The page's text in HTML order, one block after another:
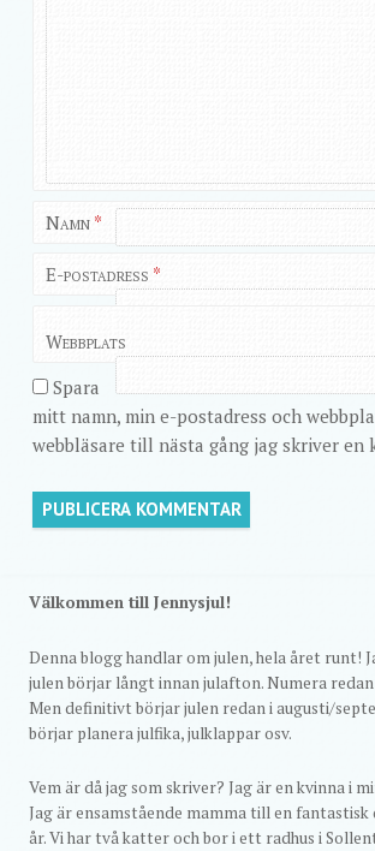
Namn *
E-postadress *
Webbplats
Spara
mitt namn, min e-postadress och
webbläsare till nästa gång jag skriver en
Välkommen till Jennysjul!
Denna blogg handlar om julen, hela året runt!
julen börjar långt innan julafton. Numera redan
Men definitivt börjar julen redan i augusti/
börjar planera julfika, julklappar osv.
Vem är då jag som skriver? Jag är en kvinna i
Jag är ensamstående mamma till en
år. Vi har två katter och bor i ett radhus i